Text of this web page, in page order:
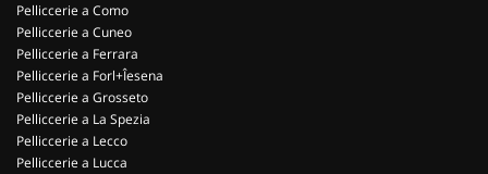
Pelliccerie a Como
Pelliccerie a Cuneo
Pelliccerie a Ferrara
Pelliccerie a Forl+Îesena
Pelliccerie a Grosseto
Pelliccerie a La Spezia
Pelliccerie a Lecco
Pelliccerie a Lucca